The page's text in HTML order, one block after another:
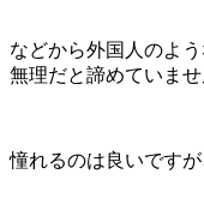
などから外国人のよ
無理だと諦めていませ
憧れるのは良いです